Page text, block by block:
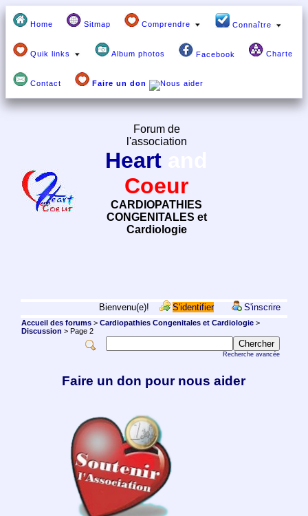
Home Sitmap Comprendre Connaître
Quik links Album photos Facebook Charte
Contact Faire un don
Forum de
l'association
Heart
Coeur
CARDIOPATHIES
CONGENITALES et
Cardiologie
Bienvenu(e)! S'identifier S'inscrire
Accueil des forums> Cardiopathies Congenitales et Cardiologie>
Discussion > Page 2
Recherche avancée
Faire un don pour nous aider